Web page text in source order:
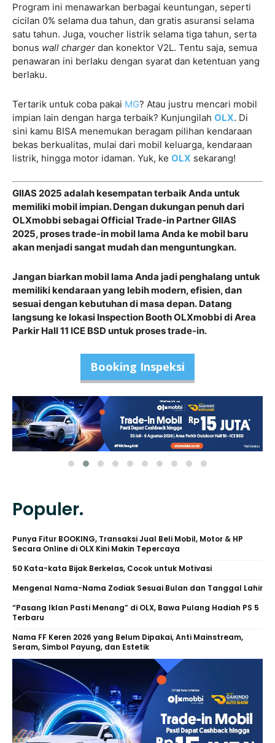
Program ini menawarkan berbagai keuntungan, seperti
cicilan 0% selama dua tahun, dan gratis asuransi selama
satu tahun. Juga, voucher listrik selama tiga tahun, serta
bonus wall charger dan konektor V2L. Tentu saja, semua
penawaran ini berlaku dengan syarat dan ketentuan yang
berlaku.
Tertarik untuk coba pakai MG? Atau justru mencari mobil
impian lain dengan harga terbaik? Kunjungilah OLX. Di
sini kamu BISA menemukan beragam pilihan kendaraan
bekas berkualitas, mulai dari mobil keluarga, kendaraan
listrik, hingga motor idaman. Yuk, ke OLX sekarang!
GIIAS 2025 adalah kesempatan terbaik Anda untuk
memiliki mobil impian. Dengan dukungan penuh dari
OLXmobbi sebagai Official Trade-in Partner GIIAS
2025, proses trade-in mobil lama Anda ke mobil baru
akan menjadi sangat mudah dan menguntungkan.
Jangan biarkan mobil lama Anda jadi penghalang untuk
memiliki kendaraan yang lebih modern, efisien, dan
sesuai dengan kebutuhan di masa depan. Datang
langsung ke lokasi Inspection Booth OLXmobbi di Area
Parkir Hall 11 ICE BSD untuk proses trade-in.
Booking Inspeksi
Populer.
Punya Fitur BOOKING, Transaksi Jual Beli Mobil, Motor & HP
Secara Online di OLX Kini Makin Tepercaya
50 Kata-kata Bijak Berkelas, Cocok untuk Motivasi
Mengenal Nama-Nama Zodiak Sesuai Bulan dan Tanggal Lahir
“Pasang Iklan Pasti Menang” di OLX, Bawa Pulang Hadiah PS 5
Terbaru
Nama FF Keren 2026 yang Belum Dipakai, Anti Mainstream,
Seram, Simbol Payung, dan Estetik